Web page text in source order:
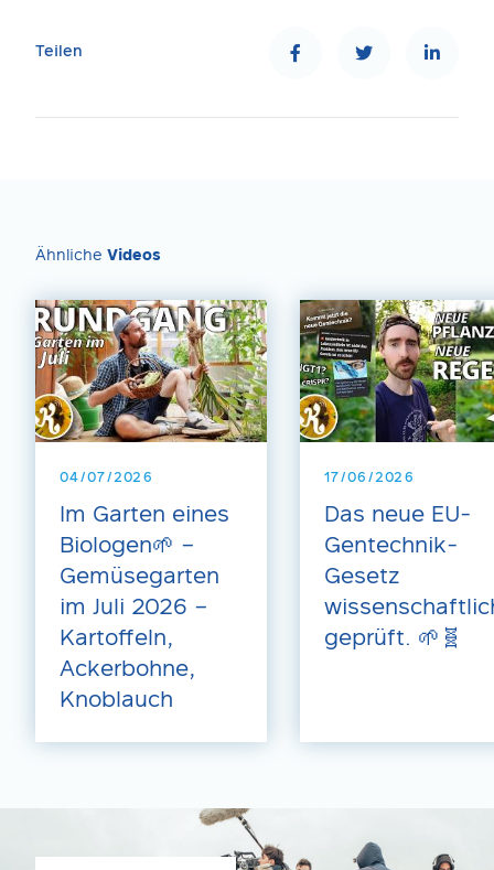
Teilen
Ähnliche Videos
04/07/2026
Im Garten eines
Biologen🌱 –
Gemüsegarten
im Juli 2026 –
Kartoffeln,
Ackerbohne,
Knoblauch
17/06/2026
Das neue EU-
Gentechnik-
Gesetz
geprüft. 🌱🧬